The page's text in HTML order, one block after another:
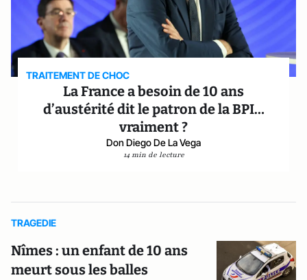
TRAITEMENT DE CHOC
La France a besoin de 10 ans
d’austérité dit le patron de la BPI…
vraiment ?
Don Diego De La Vega
14 min de lecture
TRAGEDIE
Nîmes : un enfant de 10 ans
meurt sous les balles